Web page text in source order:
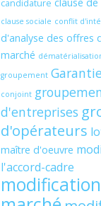
candidature clause
clause sociale conflit
d'analyse des offres
marché
groupement Garantie
conjoint
d'entreprises
d'opérateurs
maître d'oeuvre
l'accord-cadre